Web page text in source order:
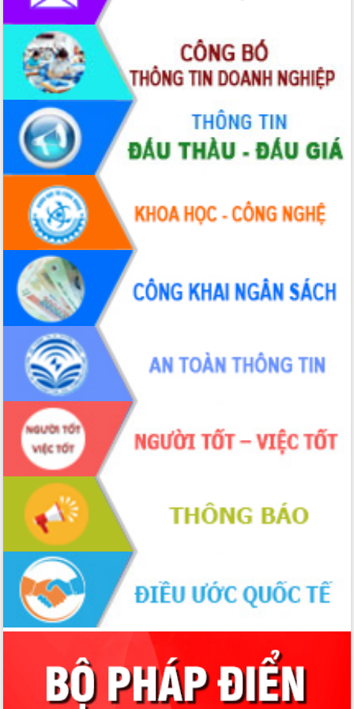
quốc phòng, quân sự địa phương năm
2026
Đắk Lắk tập trung toàn lực khắc phục
tồn tại IUU, sẵn sàng làm việc với
Đoàn thanh tra EC
Chủ tịch UBND tỉnh Tạ Anh Tuấn thăm,
chúc mừng các bệnh viện nhân Ngày
Thầy thuốc Việt Nam
Rộn ràng lễ hội truyền thống Sông
nước Đà Nông lần thứ I năm 2026
Kỳ họp Chuyên đề lần thứ Năm, HĐND
tỉnh Đắk Lắk thông qua các nghị quyết
quan trọng
Thống nhất danh sách giới thiệu ứng
cử đại biểu Quốc hội khoá XVI và đại
biểu HĐND tỉnh Đắk Lắk, nhiệm kỳ
2026-2031
Phát động hai phong trào thi đua quan
trọng trong kỷ nguyên mới
Hội nghị lần thứ tư Ban Chỉ đạo công
tác bầu cử tỉnh Đắk Lắk
Hội nghị Báo cáo viên Trung ương
tháng 01/2026
Phó Thủ tướng Hồ Quốc Dũng đánh giá
cao kết quả Chiến dịch Quang Trung
tại Đắk Lắk
Hội nghị Ban Chấp hành Đảng bộ tỉnh
Đắk Lắk lần thứ 2 (mở rộng)
Tập trung giải phóng mặt bằng, đẩy
nhanh tiến độ Tuyến đường bộ ven
biển
Gỡ khó, khởi công xây dựng, sửa chữa
toàn bộ nhà ở cho hộ dân đúng tiến độ
đề ra
UBND tỉnh Đắk Lắk tổng kết công tác
quốc phòng, quân sự địa phương năm
2025
Tập trung triển khai quyết liệt, đồng bộ
các giải pháp nhằm thực hiện hiệu quả
các nhiệm vụ đề ra năm 2025
Phát huy vai trò của người có uy tín